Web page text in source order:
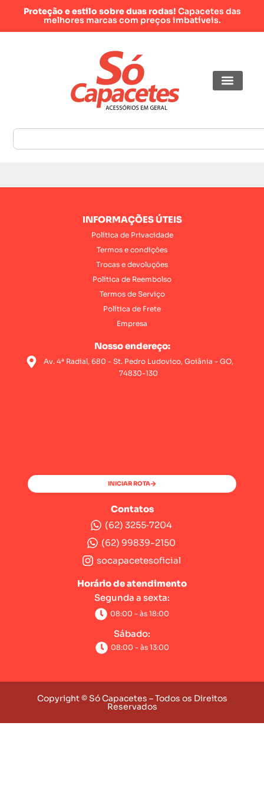
Proteção e estilo sobre duas rodas! Capacetes das
melhores marcas com preços imbatíveis.
INFORMAÇÕES ÚTEIS
Política de Privacidade
Termos e condições
Trocas e devoluções
Política de Reembolso
Termos de Serviço
Política de Frete
Empresa
Nosso endereço:
Av. 4ª Radial, 680 - St. Pedro Ludovico, Goiânia - GO,
74830-130
INICIAR ROTA
Contatos
(62) 3255‑7204‬
(62) 99839-2150
socapacetesoficial
Horário de atendimento
Segunda a sexta:
08:00 - às 18:00
Sábado:
08:00 - às 13:00
Copyright © Só Capacetes – Todos os Direitos
Reservados